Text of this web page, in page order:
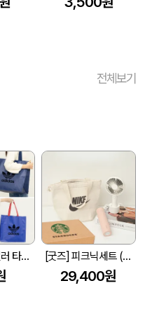
전체보기
장바구니형 컬러 타포린백 대형(4색) (중량 140g±5)(400x250x400mm) [굿즈] 피크닉세트 (보온보냉백+핸디선풍기+텀블러)
29,400원